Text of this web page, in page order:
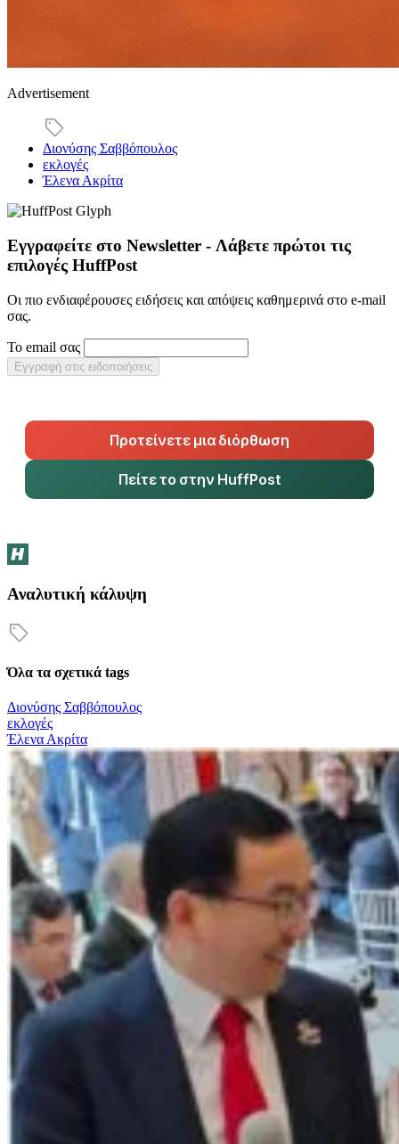
Advertisement
Διονύσης Σαββόπουλος
εκλογές
Έλενα Ακρίτα
Εγγραφείτε στο Newsletter - Λάβετε πρώτοι τις
επιλογές HuffPost
Οι πιο ενδιαφέρουσες ειδήσεις και απόψεις καθημερινά στο e-mail
σας.
Το email σας
Εγγραφή στις ειδοποιήσεις
Προτείνετε μια διόρθωση
Πείτε το στην HuffPost
Αναλυτική κάλυψη
Όλα τα σχετικά tags
Διονύσης Σαββόπουλος
εκλογές
Έλενα Ακρίτα